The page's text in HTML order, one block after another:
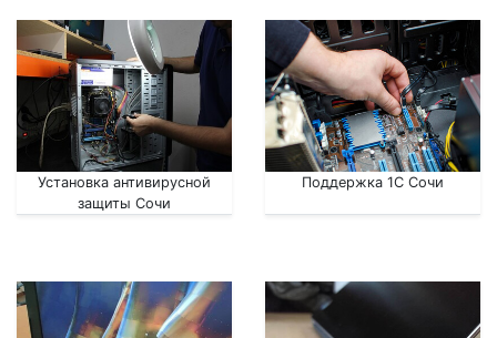
Установка антивирусной
защиты Сочи
Поддержка 1С Сочи